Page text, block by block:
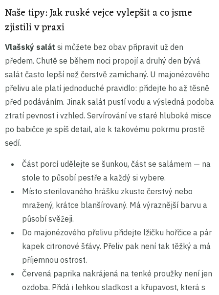
Naše tipy: Jak ruské vejce vylepšit a co jsme
zjistili v praxi
Vlašský salát si můžete bez obav připravit už den
předem. Chutě se během noci propojí a druhý den bývá
salát často lepší než čerstvě zamíchaný. U majonézového
přelivu ale platí jednoduché pravidlo: přidejte ho až těsně
před podáváním. Jinak salát pustí vodu a výsledná podoba
ztratí pevnost i vzhled. Servírování ve staré hluboké misce
po babičce je spíš detail, ale k takovému pokrmu prostě
sedí.
Část porcí udělejte se šunkou, část se salámem — na
stole to působí pestře a každý si vybere.
Místo sterilovaného hrášku zkuste čerstvý nebo
mražený, krátce blanšírovaný. Má výraznější barvu a
působí svěžeji.
Do majonézového přelivu přidejte lžičku hořčice a pár
kapek citronové šťávy. Přeliv pak není tak těžký a má
příjemnou ostrost.
Červená paprika nakrájená na tenké proužky není jen
ozdoba. Přidá i lehkou sladkost a křupavost, která s